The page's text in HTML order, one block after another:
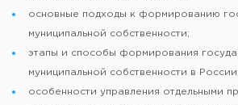
основные подходы к формированию
муниципальной собственности;
этапы и способы формирования
муниципальной собственности в России;
особенности управления отдельными